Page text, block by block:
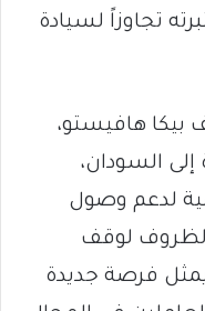
تجاوزاً لسيادة
بيكا هافيستو،
السودان،
لدعم وصول
الظروف لوقف
فرصة جديدة